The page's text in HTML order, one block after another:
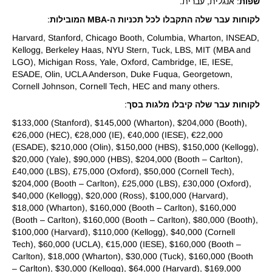
לקוחות עבר שלה התקבלו לכל תכניות ה-MBA המובילות
:
Harvard, Stanford, Chicago Booth, Columbia, Wharton, INSEAD,
Kellogg, Berkeley Haas, NYU Stern, Tuck, LBS, MIT (MBA and
LGO), Michigan Ross, Yale, Oxford, Cambridge, IE, IESE,
ESADE, Olin, UCLA Anderson, Duke Fuqua, Georgetown,
Cornell Johnson, Cornell Tech, HEC and many others.
לקוחות עבר שלה קיבלו מלגות בסך:
$133,000 (Stanford), $145,000 (Wharton), $204,000 (Booth),
€26,000 (HEC), €28,000 (IE), €40,000 (IESE), €22,000
(ESADE), $210,000 (Olin), $150,000 (HBS), $150,000 (Kellogg),
$20,000 (Yale), $90,000 (HBS), $204,000 (Booth – Carlton),
£40,000 (LBS), £75,000 (Oxford), $50,000 (Cornell Tech),
$204,000 (Booth – Carlton), £25,000 (LBS), £30,000 (Oxford),
$40,000 (Kellogg), $20,000 (Ross), $100,000 (Harvard),
$18,000 (Wharton), $160,000 (Booth – Carlton), $160,000
(Booth – Carlton), $160,000 (Booth – Carlton), $80,000 (Booth),
$100,000 (Harvard), $110,000 (Kellogg), $40,000 (Cornell
Tech), $60,000 (UCLA), €15,000 (IESE), $160,000 (Booth –
Carlton), $18,000 (Wharton), $30,000 (Tuck), $160,000 (Booth
– Carlton), $30,000 (Kellogg), $64,000 (Harvard), $169,000